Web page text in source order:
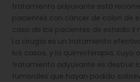
tratamiento adyuvante está
pacientes con cáncer de colon de
caso de los pacientes de estadio II
La cirugía es un tratamiento
los casos, y la quimioterapia, cuyo
tratamiento adyuvante es destruir
tumorales que hayan podido